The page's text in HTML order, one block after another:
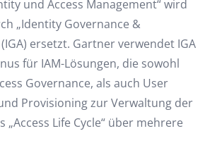
und Access Management“ wird
„Identity Governance &
ersetzt. Gartner verwendet IGA
für IAM-Lösungen, die sowohl
Governance, als auch User
Provisioning zur Verwaltung der
Life Cycle“ über mehrere